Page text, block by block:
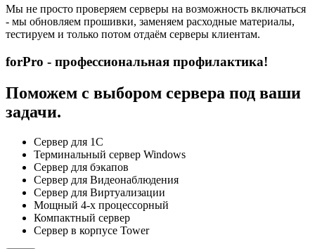
Мы не просто проверяем серверы на возможность включаться
- мы обновляем прошивки, заменяем расходные материалы,
тестируем и только потом отдаём серверы клиентам.
forPro - профессиональная профилактика!
Поможем с выбором сервера под ваши
задачи.
Сервер для 1С
Терминальный сервер Windows
Сервер для бэкапов
Сервер для Видеонаблюдения
Сервер для Виртуализации
Мощный 4-х процессорный
Компактный сервер
Сервер в корпусе Tower